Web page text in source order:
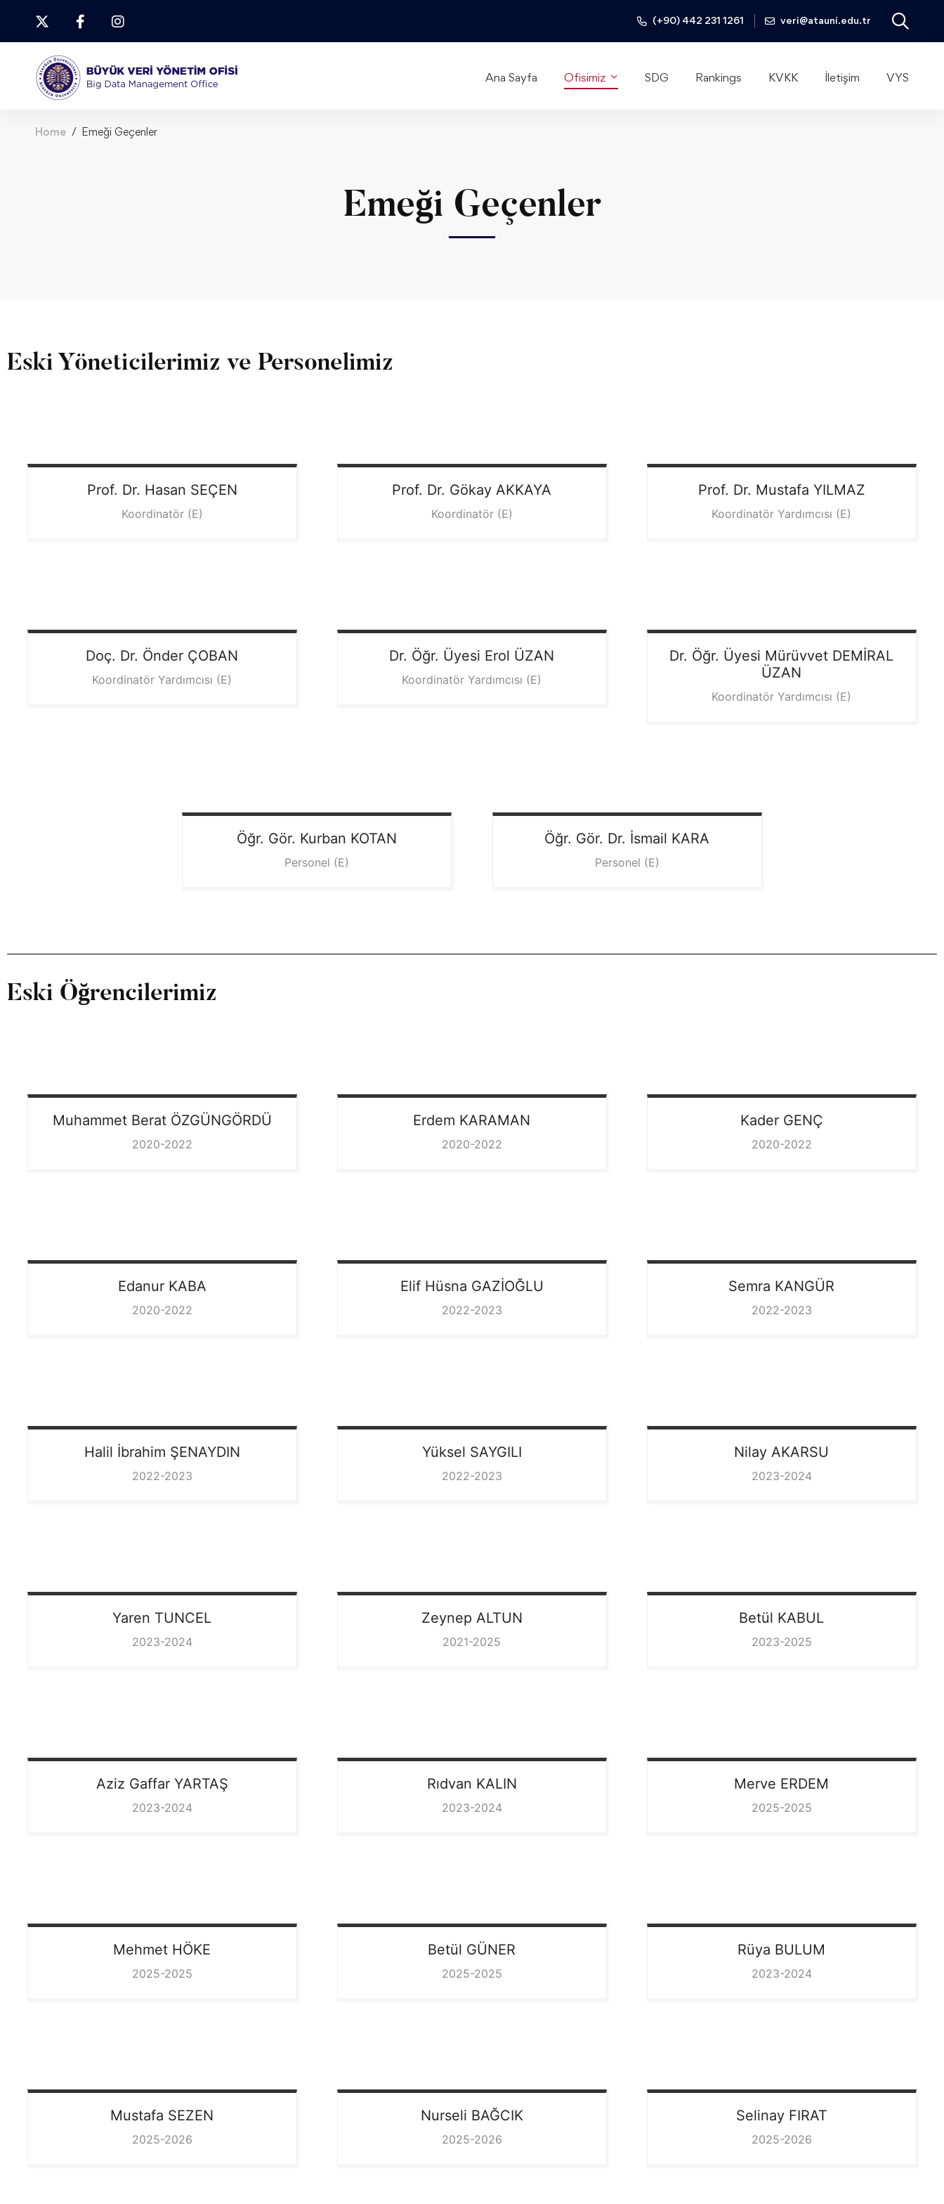
(+90) 442 231 1261 veri@atauni.edu.tr
Ana Sayfa Ofisimiz SDG Rankings KVKK İletişim VYS
Home Emeği Geçenler
Emeği Geçenler
Eski Yöneticilerimiz ve Personelimiz
Prof. Dr. Hasan SEÇEN
Koordinatör (E)
Prof. Dr. Gökay AKKAYA
Koordinatör (E)
Prof. Dr. Mustafa YILMAZ
Koordinatör Yardımcısı (E)
Doç. Dr. Önder ÇOBAN
Koordinatör Yardımcısı (E)
Dr. Öğr. Üyesi Erol ÜZAN
Koordinatör Yardımcısı (E)
Dr. Öğr. Üyesi Mürüvvet DEMİRAL
ÜZAN
Koordinatör Yardımcısı (E)
Öğr. Gör. Kurban KOTAN
Personel (E)
Öğr. Gör. Dr. İsmail KARA
Personel (E)
Eski Öğrencilerimiz
Muhammet Berat ÖZGÜNGÖRDÜ
2020-2022
Erdem KARAMAN
2020-2022
Kader GENÇ
2020-2022
Edanur KABA
2020-2022
Elif Hüsna GAZİOĞLU
2022-2023
Semra KANGÜR
2022-2023
Halil İbrahim ŞENAYDIN
2022-2023
Yüksel SAYGILI
2022-2023
Nilay AKARSU
2023-2024
Yaren TUNCEL
2023-2024
Zeynep ALTUN
2021-2025
Betül KABUL
2023-2025
Aziz Gaffar YARTAŞ
2023-2024
Rıdvan KALIN
2023-2024
Merve ERDEM
2025-2025
Mehmet HÖKE
2025-2025
Betül GÜNER
2025-2025
Rüya BULUM
2023-2024
Mustafa SEZEN
2025-2026
Nurseli BAĞCIK
2025-2026
Selinay FIRAT
2025-2026